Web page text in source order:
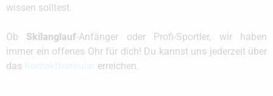
wissen solltest.
Ob Skilanglauf-Anfänger oder Profi-Sportler, wir haben
immer ein offenes Ohr für dich! Du kannst uns jederzeit über
das
erreichen.